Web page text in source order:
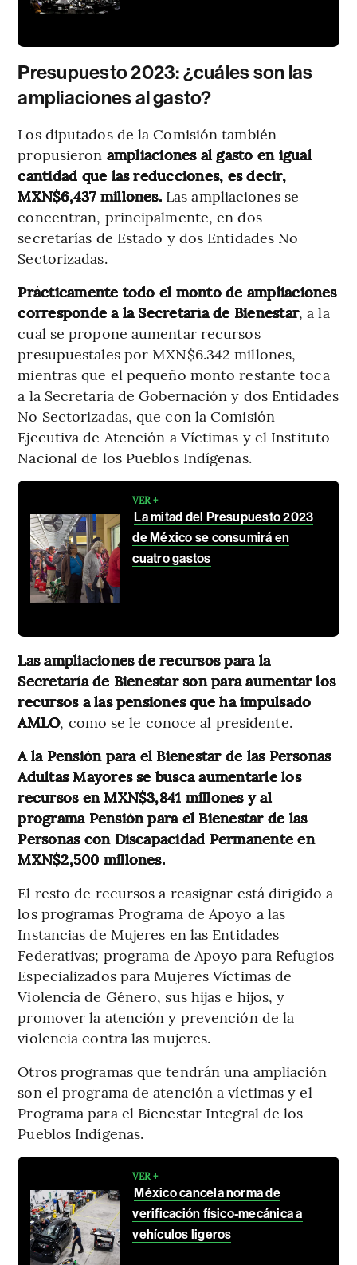
Presupuesto 2023: ¿cuáles son las
ampliaciones al gasto?
Los diputados de la Comisión también
propusieron ampliaciones al gasto en igual
cantidad que las reducciones, es decir,
MXN$6,437 millones.Las ampliaciones se
concentran, principalmente, en dos
secretarías de Estado y dos Entidades No
Sectorizadas.
Prácticamente todo el monto de ampliaciones
corresponde a la Secretaría de Bienestar, a la
cual se propone aumentar recursos
presupuestales por MXN$6.342 millones,
mientras que el pequeño monto restante toca
a la Secretaría de Gobernación y dos Entidades
No Sectorizadas, que con la Comisión
Ejecutiva de Atención a Víctimas y el Instituto
Nacional de los Pueblos Indígenas.
VER +
La mitad del Presupuesto 2023
de México se consumirá en
cuatro gastos
Las ampliaciones de recursos para la
Secretaría de Bienestar son para aumentar los
recursos a las pensiones que ha impulsado
AMLO, como se le conoce al presidente.
A la Pensión para el Bienestar de las Personas
Adultas Mayores se busca aumentarle los
recursos en MXN$3,841 millones y al
programa Pensión para el Bienestar de las
Personas con Discapacidad Permanente en
MXN$2,500 millones.
El resto de recursos a reasignar está dirigido a
los programas Programa de Apoyo a las
Instancias de Mujeres en las Entidades
Federativas; programa de Apoyo para Refugios
Especializados para Mujeres Víctimas de
Violencia de Género, sus hijas e hijos, y
promover la atención y prevención de la
violencia contra las mujeres.
Otros programas que tendrán una ampliación
son el programa de atención a víctimas y el
Programa para el Bienestar Integral de los
Pueblos Indígenas.
VER +
México cancela norma de
verificación físico-mecánica a
vehículos ligeros